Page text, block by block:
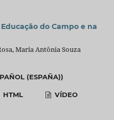
do Campo e na
Maria Antônia Souza
(ESPAÑA))
HTML VÍDEO